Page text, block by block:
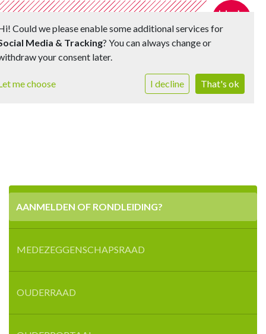
AANMELDEN OF RONDLEIDING?
MEDEZEGGENSCHAPSRAAD
OUDERRAAD
Could we please enable some additional services for
Media & Tracking? You can always change or
your consent later.
me choose I decline That's ok